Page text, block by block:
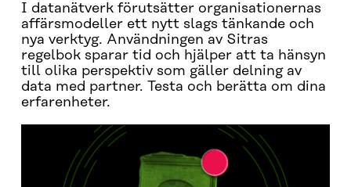
I datanätverk förutsätter organisationernas
affärsmodeller ett nytt slags tänkande och
nya verktyg. Användningen av Sitras
regelbok sparar tid och hjälper att ta hänsyn
till olika perspektiv som gäller delning av
data med partner. Testa och berätta om dina
erfarenheter.